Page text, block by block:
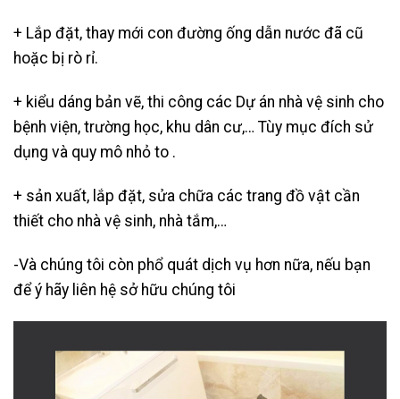
+ Lắp đặt, thay mới con đường ống dẫn nước đã cũ
hoặc bị rò rỉ.
+ kiểu dáng bản vẽ, thi công các Dự án nhà vệ sinh cho
bệnh viện, trường học, khu dân cư,… Tùy mục đích sử
dụng và quy mô nhỏ to .
+ sản xuất, lắp đặt, sửa chữa các trang đồ vật cần
thiết cho nhà vệ sinh, nhà tắm,…
-Và chúng tôi còn phổ quát dịch vụ hơn nữa, nếu bạn
để ý hãy liên hệ sở hữu chúng tôi